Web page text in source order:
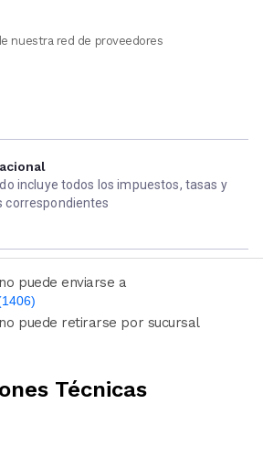
nuestra red de proveedores
incluye todos los impuestos, tasas y
correspondientes
puede enviarse a
(sólo números)
puede retirarse por sucursal
Técnicas